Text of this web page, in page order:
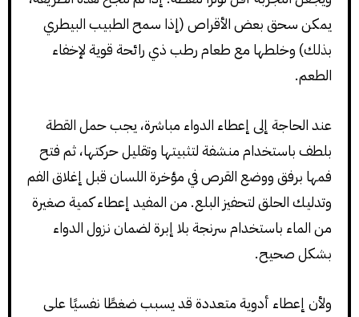
يمكن سحق بعض الأقراص (إذا سمح الطبيب البيطري
بذلك) وخلطها مع طعام رطب ذي رائحة قوية لإخفاء
الطعم.
عند الحاجة إلى إعطاء الدواء مباشرة، يجب حمل القطة
بلطف باستخدام منشفة لتثبيتها وتقليل حركتها، ثم فتح
فمها برفق ووضع القرص في مؤخرة اللسان قبل إغلاق الفم
وتدليك الحلق لتحفيز البلع. من المفيد إعطاء كمية صغيرة
من الماء باستخدام سرنجة بلا إبرة لضمان نزول الدواء
بشكل صحيح.
ولأن إعطاء أدوية متعددة قد يسبب ضغطًا نفسيًا على